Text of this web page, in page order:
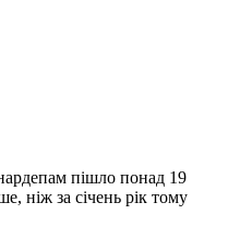
пішло понад 19
ніж за січень рік тому